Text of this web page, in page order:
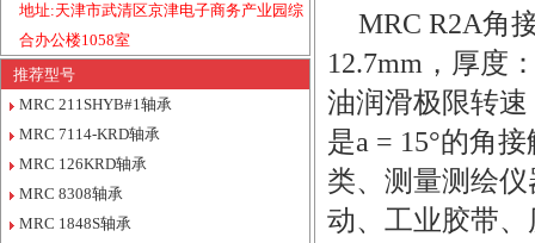
地址:天津市武清区京津电子商务产业园综
合办公楼1058室
推荐型号
MRC 211SHYB#1轴承
MRC 7114-KRD轴承
MRC 126KRD轴承
MRC 8308轴承
MRC 1848S轴承
MRC R2A角
12.7mm，厚度
油润滑极限转
是a = 15°的角
类、测量测绘
动、工业胶带